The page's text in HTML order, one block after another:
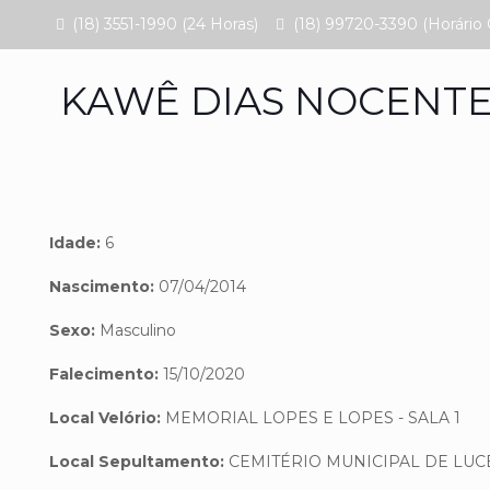
(18) 3551-1990 (24 Horas) (18) 99720-3390 (Horário
KAWÊ DIAS NOCENTE
Idade:6
Nascimento:07/04/2014
Sexo:Masculino
Falecimento:15/10/2020
Local Velório:MEMORIAL LOPES E LOPES - SALA 1
Local Sepultamento:CEMITÉRIO MUNICIPAL DE